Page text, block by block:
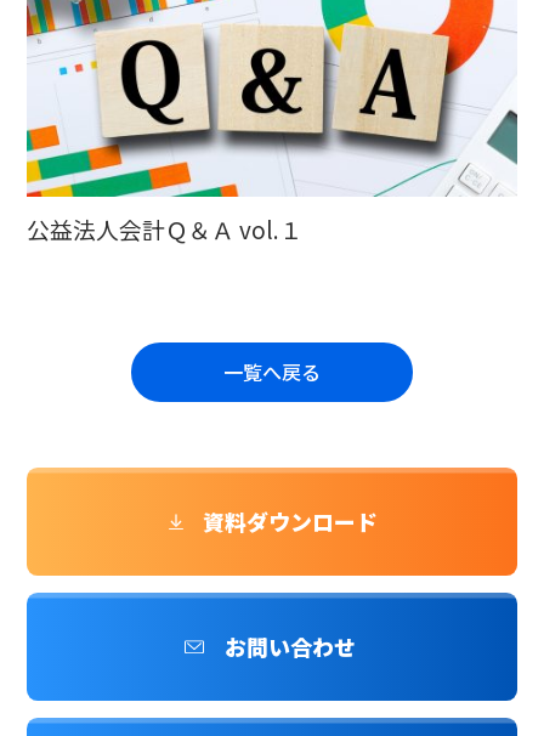
公益法人会計Ｑ＆Ａ vol.１
一覧へ戻る
資料ダウンロード
お問い合わせ